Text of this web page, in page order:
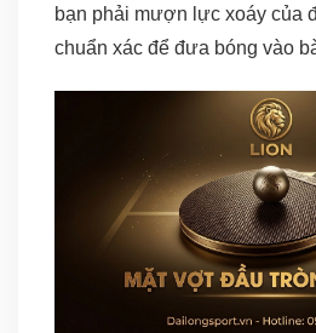
bạn phải mượn lực xoáy của
chuẩn xác để đưa bóng vào